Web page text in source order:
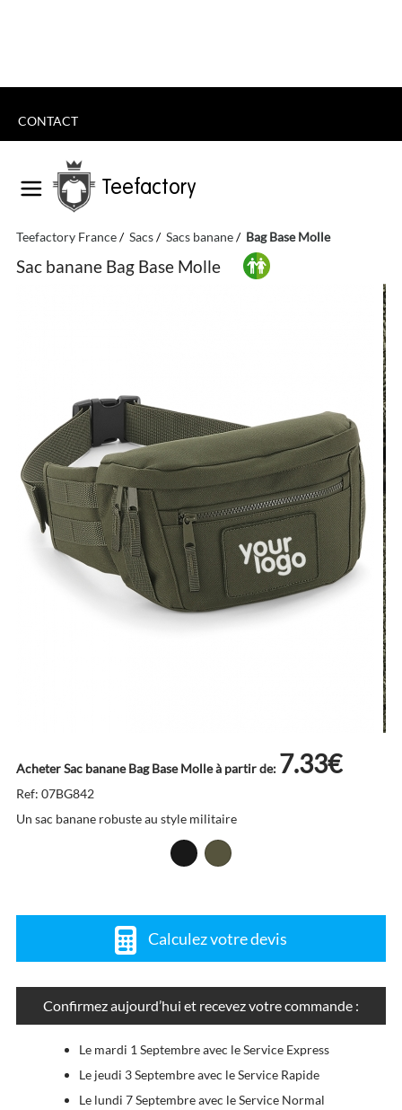
CONTACT
Teefactory
Teefactory France Sacs Sacs banane Bag Base Molle
Sac banane Bag Base Molle
Acheter Sac banane Bag Base Molle à partir de: 7.33€
Ref: 07BG842
Un sac banane robuste au style militaire
Calculez votre devis
Confirmez aujourd’hui et recevez votre commande :
Le mardi 1 Septembre avec le Service Express
Le jeudi 3 Septembre avec le Service Rapide
Le lundi 7 Septembre avec le Service Normal